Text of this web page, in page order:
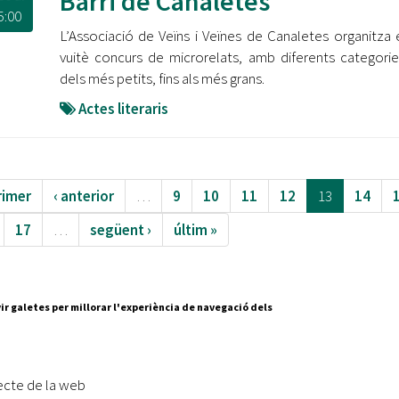
L’Associació de Veïns i Veïnes de Canaletes organitza
vuitè concurs de microrelats, amb diferents
dels més petits, fins als més grans.
Actes literaris
‹ anterior … 9 10 11 12 13 14
17
… següent › últim »
88 88
galetes per millorar l'experiència de navegació dels
de la web